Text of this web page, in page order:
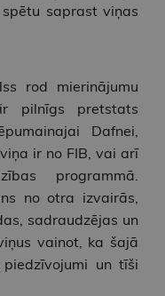
saprast viņas
rod mierinājumu
pilnīgs pretstats
Dafnei,
ir no FIB, vai arī
programmā.
no otra izvairās,
sadraudzējas un
vainot, ka šajā
un tīši